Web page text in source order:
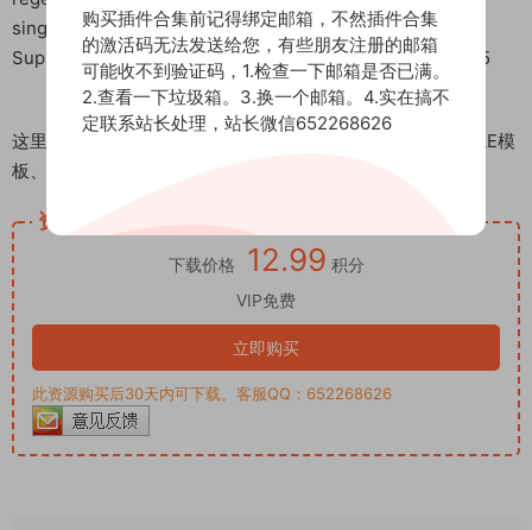
single click operation.
Support software Blender 2.93, 3.0, 3.1, 3.2, 3.3, 3.4, 3.5
这里是后期屋资源站，欢迎您来后期屋下载影视后期资源（AE模
板、PR模板、音视频频素材各种插件等）
资源下载
下载价格 12.99 积分
VIP免费
立即购买
此资源购买后30天内可下载。客服QQ：652268626
购买插件合集前记得绑定邮箱，不然插件合集
的激活码无法发送给您，有些朋友注册的邮箱
可能收不到验证码，1.检查一下邮箱是否已满。
2.查看一下垃圾箱。3.换一个邮箱。4.实在搞不
定联系站长处理，站长微信652268626